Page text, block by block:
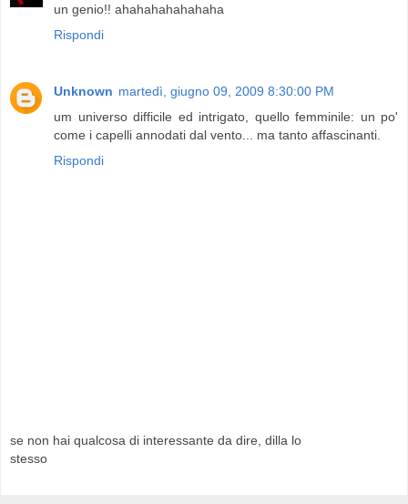
un genio!! ahahahahahahaha
Rispondi
Unknown martedì, giugno 09, 2009 8:30:00 PM
um universo difficile ed intrigato, quello femminile: un po'
come i capelli annodati dal vento... ma tanto affascinanti.
Rispondi
se non hai qualcosa di interessante da dire, dilla lo
stesso